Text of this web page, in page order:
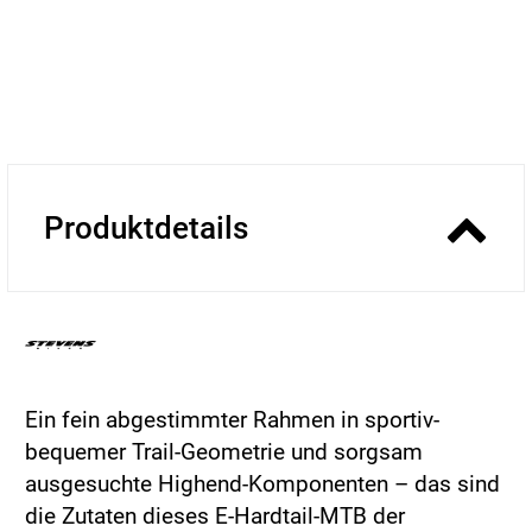
Produktdetails
Ein fein abgestimmter Rahmen in sportiv-
bequemer Trail-Geometrie und sorgsam
ausgesuchte Highend-Komponenten – das sind
die Zutaten dieses E-Hardtail-MTB der